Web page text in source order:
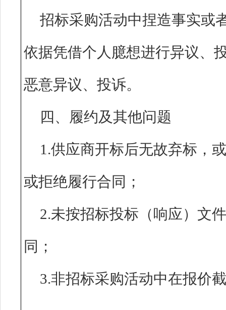
招标采购活动中捏造事实或
依据凭借个人臆想进行异议、
恶意异议、投诉。
四、履约及其他问题
1.供应商开标后无故弃标，
或拒绝履行合同；
2.未按招标投标（响应）文
同；
3.非招标采购活动中在报价